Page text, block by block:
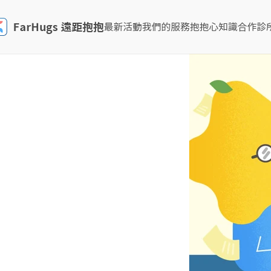
FarHugs 遠距抱抱最新活動我們的服務抱抱心知識合作診